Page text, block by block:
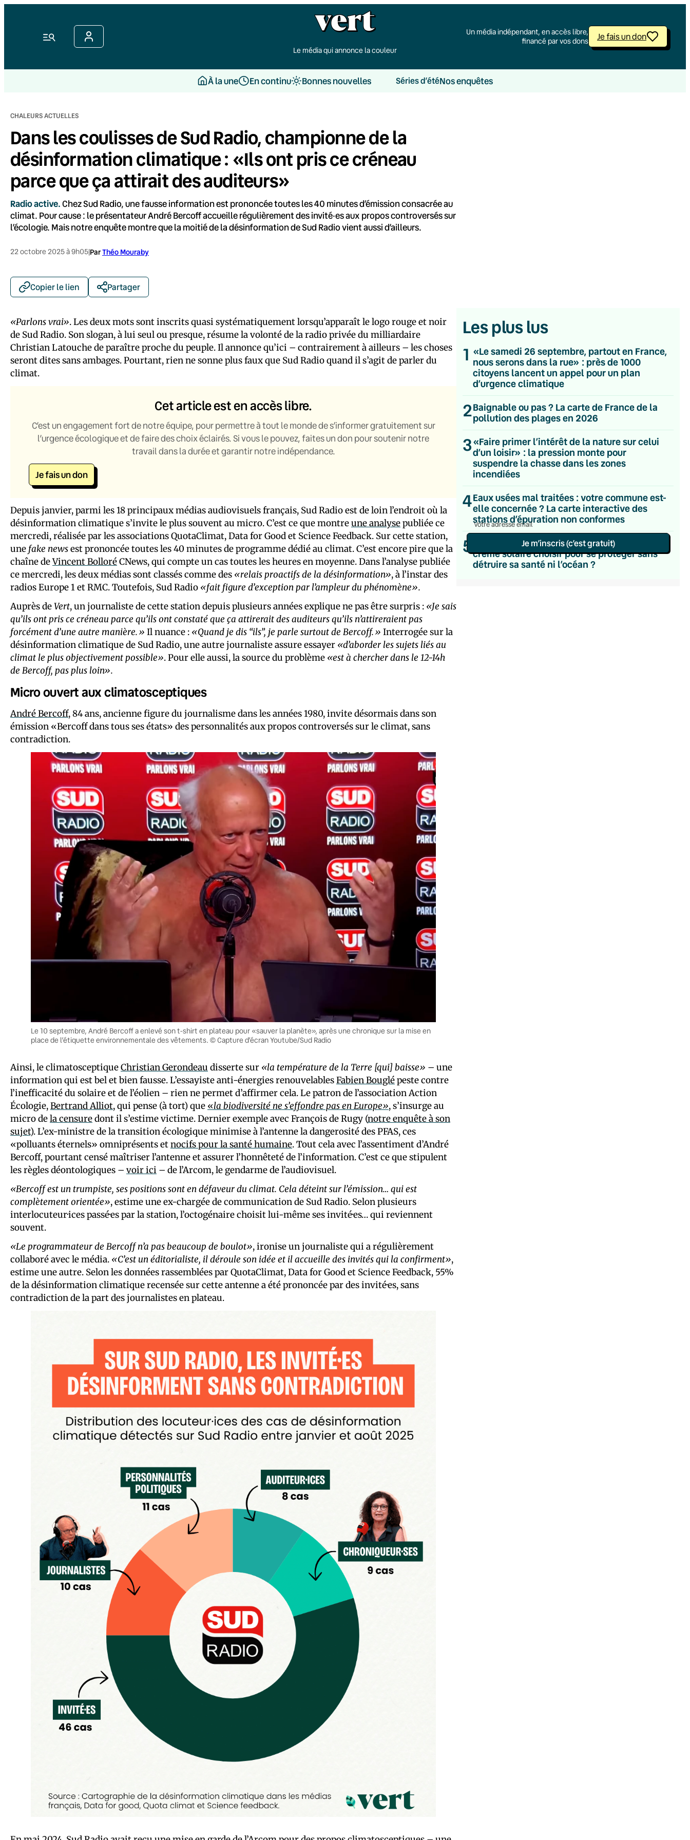
Menu
Le média qui annonce la couleur
Un média indépendant, en accès libre,
financé par vos dons
Je fais un don
À la une En continu Bonnes nouvelles Séries d’étéNos enquêtes
CHALEURS ACTUELLES
Dans les coulisses de Sud Radio, championne de la
désinformation climatique : «Ils ont pris ce créneau
parce que ça attirait des auditeurs»
Radio active.Chez Sud Radio, une fausse information est prononcée toutes les 40 minutes d’émission consacrée au
climat. Pour cause : le présentateur André Bercoff accueille régulièrement des invité·es aux propos controversés sur
l’écologie. Mais notre enquête montre que la moitié de la désinformation de Sud Radio vient aussi d’ailleurs.
22 octobre 2025 à 9h05|ParThéo Mouraby
Copier le lien Partager
«Parlons vrai». Les deux mots sont inscrits quasi systématiquement lorsqu’apparaît le logo rouge et noir
de Sud Radio. Son slogan, à lui seul ou presque, résume la volonté de la radio privée du milliardaire
Christian Latouche de paraître proche du peuple. Il annonce qu’ici – contrairement à ailleurs – les choses
seront dites sans ambages. Pourtant, rien ne sonne plus faux que Sud Radio quand il s’agit de parler du
climat.
Cet article est en accès libre.
C’est un engagement fort de notre équipe, pour permettre à tout le monde de s’informer gratuitement sur
l’urgence écologique et de faire des choix éclairés. Si vous le pouvez, faites un don pour soutenir notre
travail dans la durée et garantir notre indépendance.
Je fais un don
Depuis janvier, parmi les 18 principaux médias audiovisuels français, Sud Radio est de loin l’endroit où la
désinformation climatique s’invite le plus souvent au micro. C’est ce que montreune analysepubliée ce
mercredi, réalisée par les associations QuotaClimat, Data for Good et Science Feedback. Sur cette station,
une fake newsest prononcée toutes les 40 minutes de programme dédié au climat. C’est encore pire que la
chaîne deVincent BolloréCNews, qui compte un cas toutes les heures en moyenne. Dans l’analyse publiée
ce mercredi, les deux médias sont classés comme des «relais proactifs de la désinformation», à l’instar des
radios Europe 1 et RMC. Toutefois, Sud Radio «fait figure d’exception par l’ampleur du phénomène».
Auprès deVert, un journaliste de cette station depuis plusieurs années explique ne pas être surpris : «Je sais
qu’ils ont pris ce créneau parce qu’ils ont constaté que ça attirerait des auditeurs qu’ils n’attireraient pas
forcément d’une autre manière.» Il nuance : «Quand je dis “ils”, je parle surtout de Bercoff.» Interrogée sur la
désinformation climatique de Sud Radio, une autre journaliste assure essayer «d’aborder les sujets liés au
climat le plus objectivement possible». Pour elle aussi, la source du problème «est à chercher dans le 12-14h
de Bercoff, pas plus loin».
Micro ouvert aux climatosceptiques
André Bercoff, 84 ans, ancienne figure du journalisme dans les années 1980, invite désormais dans son
émission «Bercoff dans tous ses états» des personnalités aux propos controversés sur le climat, sans
contradiction.
Le 10 septembre, André Bercoff a enlevé son t-shirt en plateau pour «sauver la planète», après une chronique sur la mise en
place de l’étiquette environnementale des vêtements. © Capture d’écran Youtube/Sud Radio
Ainsi, le climatosceptiqueChristian Gerondeau disserte sur «la température de la Terre [qui] baisse» – une
information qui est bel et bien fausse. L’essayiste anti-énergies renouvelablesFabien Bouglépeste contre
l’inefficacité du solaire et de l’éolien – rien ne permet d’affirmer cela. Le patron de l’association Action
Écologie,Bertrand Alliot, qui pense (à tort) que «la biodiversité ne s’effondre pas en Europe», s’insurge au
micro dela censuredont il s’estime victime. Dernier exemple avec François de Rugy (notre enquête à son
sujet). L’ex-ministre de la transition écologique minimise à l’antenne la dangerosité des PFAS, ces
«polluants éternels» omniprésents etnocifs pour la santé humaine. Tout cela avec l’assentiment d’André
Bercoff, pourtant censé maîtriser l’antenne et assurer l’honnêteté de l’information. C’est ce que stipulent
les règles déontologiques – voir ici – de l’Arcom, le gendarme de l’audiovisuel.
«Bercoff est un trumpiste, ses positions sont en défaveur du climat. Cela déteint sur l’émission… qui est
complètement orientée», estime une ex-chargée de communication de Sud Radio. Selon plusieurs
interlocuteur·ices passé·es par la station, l’octogénaire choisit lui-même ses invité·es… qui reviennent
souvent.
«Le programmateur de Bercoff n’a pas beaucoup de boulot», ironise un journaliste qui a régulièrement
collaboré avec le média. «C’est un éditorialiste, il déroule son idée et il accueille des invités qui la confirment»,
estime une autre. Selon les données rassemblées par QuotaClimat, Data for Good et Science Feedback, 55%
de la désinformation climatique recensée sur cette antenne a été prononcée par des invité·es, sans
contradiction de la part des journalistes en plateau.
Les plus lus
1 «Le samedi 26 septembre, partout en France,
nous serons dans la rue» : près de 1000
citoyens lancent un appel pour un plan
d’urgence climatique
2Baignable ou pas ? La carte de France de la
pollution des plages en 2026
3«Faire primer l’intérêt de la nature sur celui
d’un loisir» : la pression monte pour
suspendre la chasse dans les zones
incendiées
4Eaux usées mal traitées : votre commune est-
elle concernée ? La carte interactive des
stations d’épuration non conformes
5
Substances toxiques, labels abusifs… Quelle
crème solaire choisir pour se protéger sans
détruire sa santé ni l’océan ?
💌 Inscrivez-vous à nos newsletters
Quotidienne
Du lundi au vendredi
Hebdomadaire
Le samedi
Chaleurs Actuelles
Une fois par mois
C’était Mieux Après
Occasionnelle
Je m’inscris (c’est gratuit)
Politique de confidentialité